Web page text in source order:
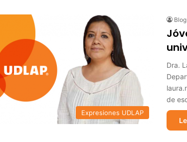
Expresiones UDLAP
Dra.
de